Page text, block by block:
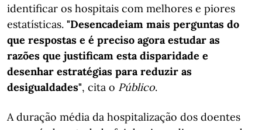
identificar os hospitais com melhores e piores
estatísticas. "Desencadeiam mais perguntas do
que respostas e é preciso agora estudar as
razões que justificam esta disparidade e
desenhar estratégias para reduzir as
desigualdades", cita o Público.
A duração média da hospitalização dos doentes